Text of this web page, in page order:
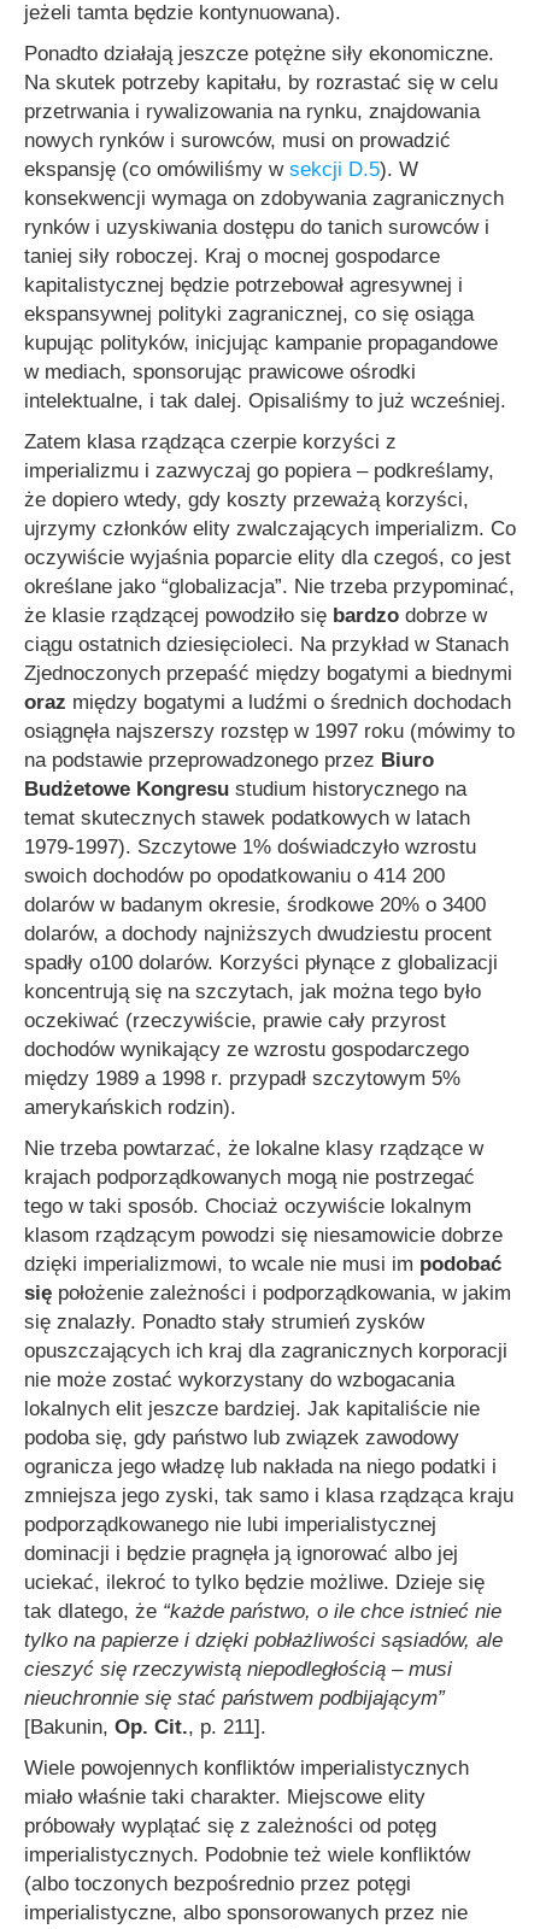
jeżeli tamta będzie kontynuowana).
Ponadto działają jeszcze potężne siły ekonomiczne.
Na skutek potrzeby kapitału, by rozrastać się w celu
przetrwania i rywalizowania na rynku, znajdowania
nowych rynków i surowców, musi on prowadzić
ekspansję (co omówiliśmy w sekcji D.5). W
konsekwencji wymaga on zdobywania zagranicznych
rynków i uzyskiwania dostępu do tanich surowców i
taniej siły roboczej. Kraj o mocnej gospodarce
kapitalistycznej będzie potrzebował agresywnej i
ekspansywnej polityki zagranicznej, co się osiąga
kupując polityków, inicjując kampanie propagandowe
w mediach, sponsorując prawicowe ośrodki
intelektualne, i tak dalej. Opisaliśmy to już wcześniej.
Zatem klasa rządząca czerpie korzyści z
imperializmu i zazwyczaj go popiera – podkreślamy,
że dopiero wtedy, gdy koszty przeważą korzyści,
ujrzymy członków elity zwalczających imperializm. Co
oczywiście wyjaśnia poparcie elity dla czegoś, co jest
określane jako “globalizacja”. Nie trzeba przypominać,
że klasie rządzącej powodziło się bardzo dobrze w
ciągu ostatnich dziesięcioleci. Na przykład w Stanach
Zjednoczonych przepaść między bogatymi a biednymi
oraz między bogatymi a ludźmi o średnich dochodach
osiągnęła najszerszy rozstęp w 1997 roku (mówimy to
na podstawie przeprowadzonego przez Biuro
Budżetowe Kongresu studium historycznego na
temat skutecznych stawek podatkowych w latach
1979-1997). Szczytowe 1% doświadczyło wzrostu
swoich dochodów po opodatkowaniu o 414 200
dolarów w badanym okresie, środkowe 20% o 3400
dolarów, a dochody najniższych dwudziestu procent
spadły o100 dolarów. Korzyści płynące z globalizacji
koncentrują się na szczytach, jak można tego było
oczekiwać (rzeczywiście, prawie cały przyrost
dochodów wynikający ze wzrostu gospodarczego
między 1989 a 1998 r. przypadł szczytowym 5%
amerykańskich rodzin).
Nie trzeba powtarzać, że lokalne klasy rządzące w
krajach podporządkowanych mogą nie postrzegać
tego w taki sposób. Chociaż oczywiście lokalnym
klasom rządzącym powodzi się niesamowicie dobrze
dzięki imperializmowi, to wcale nie musi im podobać
się położenie zależności i podporządkowania, w jakim
się znalazły. Ponadto stały strumień zysków
opuszczających ich kraj dla zagranicznych korporacji
nie może zostać wykorzystany do wzbogacania
lokalnych elit jeszcze bardziej. Jak kapitaliście nie
podoba się, gdy państwo lub związek zawodowy
ogranicza jego władzę lub nakłada na niego podatki i
zmniejsza jego zyski, tak samo i klasa rządząca kraju
podporządkowanego nie lubi imperialistycznej
dominacji i będzie pragnęła ją ignorować albo jej
uciekać, ilekroć to tylko będzie możliwe. Dzieje się
tak dlatego, że “każde państwo, o ile chce istnieć nie
tylko na papierze i dzięki pobłażliwości sąsiadów, ale
cieszyć się rzeczywistą niepodległością – musi
nieuchronnie się stać państwem podbijającym”
[Bakunin, Op. Cit., p. 211].
Wiele powojennych konfliktów imperialistycznych
miało właśnie taki charakter. Miejscowe elity
próbowały wyplątać się z zależności od potęg
imperialistycznych. Podobnie też wiele konfliktów
(albo toczonych bezpośrednio przez potęgi
imperialistyczne, albo sponsorowanych przez nie